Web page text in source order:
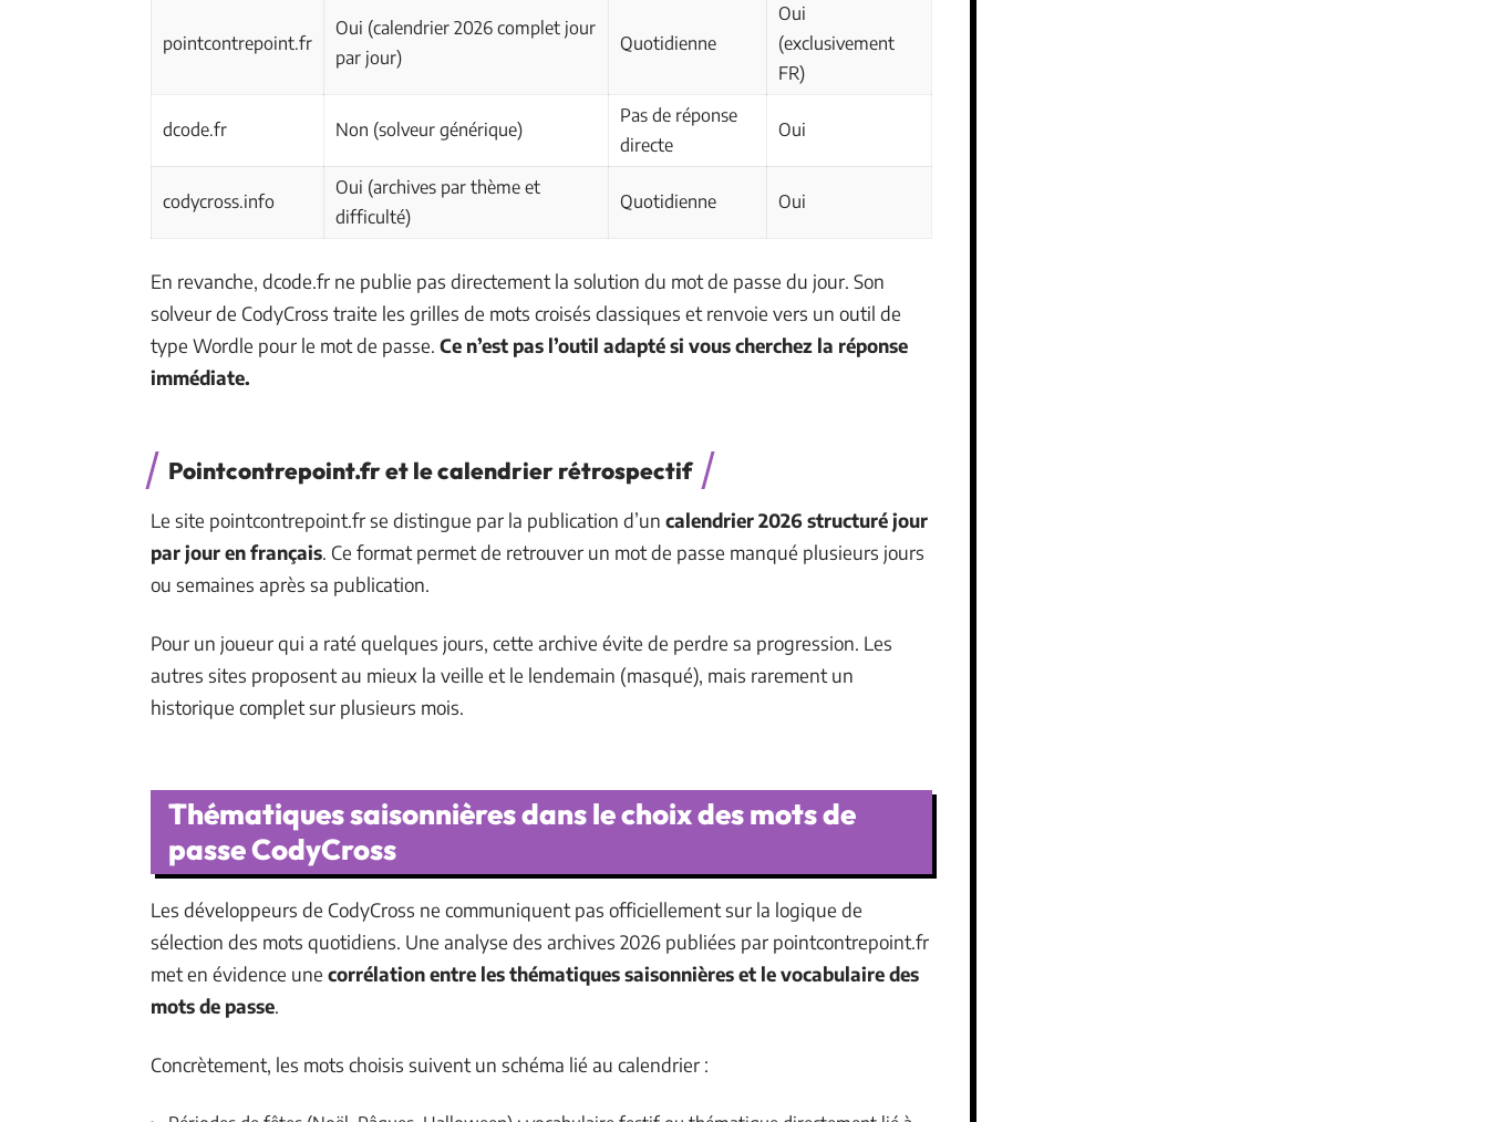
pointcontrepoint.fr
Oui (calendrier 2026 complet jour
par jour)
Quotidienne
Oui
(exclusivement
FR)
dcode.fr Non (solveur générique)
Pas de réponse
directe
Oui
codycross.info
Oui (archives par thème et
difficulté)
Quotidienne Oui
En revanche, dcode.fr ne publie pas directement la solution du mot de passe du jour. Son
solveur de CodyCross traite les grilles de mots croisés classiques et renvoie vers un outil de
type Wordle pour le mot de passe. Ce n’est pas l’outil adapté si vous cherchez la réponse
immédiate.
Pointcontrepoint.fr et le calendrier rétrospectif
Le site pointcontrepoint.fr se distingue par la publication d’un calendrier 2026 structuré jour
par jour en français. Ce format permet de retrouver un mot de passe manqué plusieurs jours
ou semaines après sa publication.
Pour un joueur qui a raté quelques jours, cette archive évite de perdre sa progression. Les
autres sites proposent au mieux la veille et le lendemain (masqué), mais rarement un
historique complet sur plusieurs mois.
Thématiques saisonnières dans le choix des mots de
passe CodyCross
Les développeurs de CodyCross ne communiquent pas officiellement sur la logique de
sélection des mots quotidiens. Une analyse des archives 2026 publiées par pointcontrepoint.fr
met en évidence une corrélation entre les thématiques saisonnières et le vocabulaire des
mots de passe.
Concrètement, les mots choisis suivent un schéma lié au calendrier :